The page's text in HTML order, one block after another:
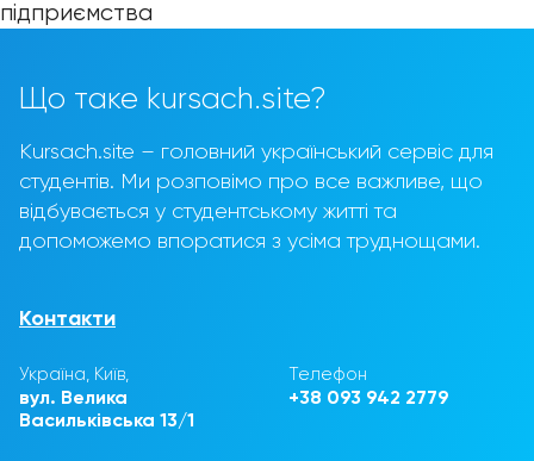
підприємства
Що таке kursach.site?
Kursach.site – головний український сервіс для
студентів. Ми розповімо про все важливе, що
відбувається у студентському житті та
допоможемо впоратися з усіма труднощами.
Контакти
Україна, Київ,
вул. Велика
Васильківська 13/1
Телефон
+38 093 942 2779